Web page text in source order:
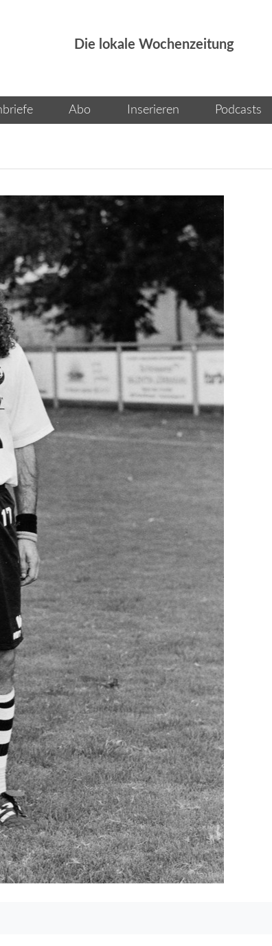
Die lokale Wochenzeitung